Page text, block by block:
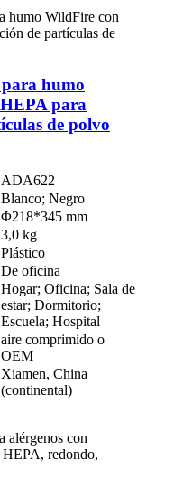
humo
para
de polvo
ADA622
Blanco; Negro
Φ218*345 mm
3,0 kg
Plástico
De oficina
Hogar; Oficina; Sala de
estar; Dormitorio;
Escuela; Hospital
aire comprimido o
OEM
Xiamen, China
(continental)